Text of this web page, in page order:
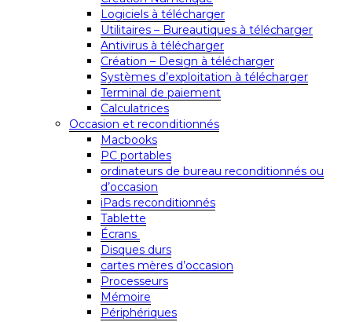
Logiciels à télécharger
Utilitaires – Bureautiques à télécharger
Antivirus à télécharger
Création – Design à télécharger
Systèmes d’exploitation à télécharger
Terminal de paiement
Calculatrices
Occasion et reconditionnés
Macbooks
PC portables
ordinateurs de bureau reconditionnés ou
d’occasion
iPads reconditionnés
Tablette
Écrans
Disques durs
cartes mères d’occasion
Processeurs
Mémoire
Périphériques